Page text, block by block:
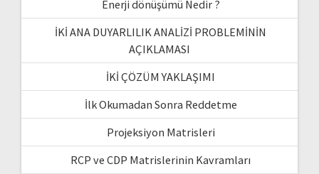
Enerji dönüşümü Nedir ?
İKİ ANA DUYARLILIK ANALİZİ PROBLEMİNİN
AÇIKLAMASI
İKİ ÇÖZÜM YAKLAŞIMI
İlk Okumadan Sonra Reddetme
Projeksiyon Matrisleri
RCP ve CDP Matrislerinin Kavramları